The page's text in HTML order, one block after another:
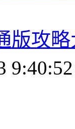
版攻
9:40:52